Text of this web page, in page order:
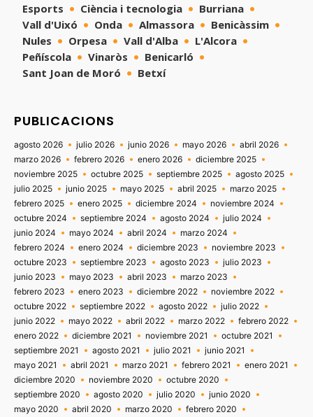
Esports
Ciència i tecnologia
Burriana
Vall d'Uixó
Onda Almassora
Benicàssim
Nules
Orpesa Vall d'Alba
L'Alcora
Peñíscola
Vinaròs
Benicarló
Sant Joan de Moró
Betxí
PUBLICACIONS
agosto 2026 julio 2026 junio 2026 mayo 2026
abril 2026
marzo 2026
febrero 2026 enero 2026
diciembre 2025
noviembre 2025
octubre 2025 septiembre 2025
agosto 2025
julio 2025
junio 2025 mayo 2025 abril 2025
marzo 2025
febrero 2025
enero 2025 diciembre 2024
noviembre 2024
octubre 2024
septiembre 2024 agosto 2024
julio 2024
junio 2024
mayo 2024 abril 2024
marzo 2024
febrero 2024
enero 2024 diciembre 2023
noviembre 2023
octubre 2023
septiembre 2023 agosto 2023
julio 2023
junio 2023
mayo 2023 abril 2023
marzo 2023
febrero 2023
enero 2023 diciembre 2022
noviembre 2022
octubre 2022
septiembre 2022 agosto 2022
julio 2022
junio 2022
mayo 2022 abril 2022 marzo 2022
febrero 2022
enero 2022
diciembre 2021 noviembre 2021
octubre 2021
septiembre 2021
agosto 2021 julio 2021
junio 2021
mayo 2021
abril 2021 marzo 2021 febrero 2021
enero 2021
diciembre 2020
noviembre 2020
octubre 2020
septiembre 2020
agosto 2020 julio 2020
junio 2020
mayo 2020
abril 2020 marzo 2020
febrero 2020